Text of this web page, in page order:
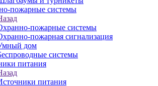
пожарные системы
пожарные системы
пожарная сигнализация
дом
системы
питания
питания